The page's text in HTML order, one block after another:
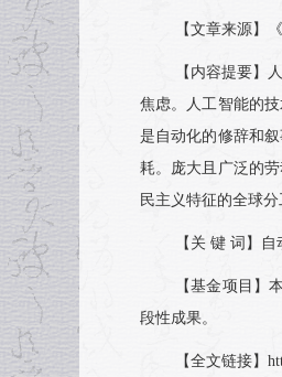
【文章来源】
【内容提要】
焦虑。人工智能的
是自动化的修辞和
耗。庞大且广泛的
民主义特征的全球
【关 键 词】
【基金项目】
段性成果。
【全文链接】